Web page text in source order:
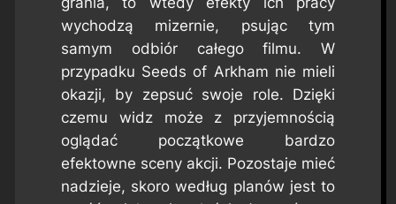
wychodzą mizernie, psując tym
samym odbiór całego filmu. W
przypadku Seeds of Arkham nie mieli
okazji, by zepsuć swoje role. Dzięki
czemu widz może z przyjemnością
oglądać początkowe bardzo
efektowne sceny akcji. Pozostaje mieć
nadzieje, skoro według planów jest to